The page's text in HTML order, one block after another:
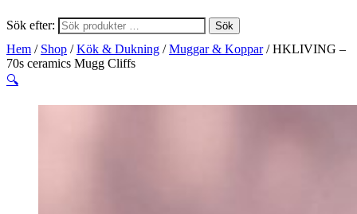
Sök efter: Sök
Hem / Shop /Kök & Dukning /Muggar & Koppar/ HKLIVING –
70s ceramics Mugg Cliffs
🔍